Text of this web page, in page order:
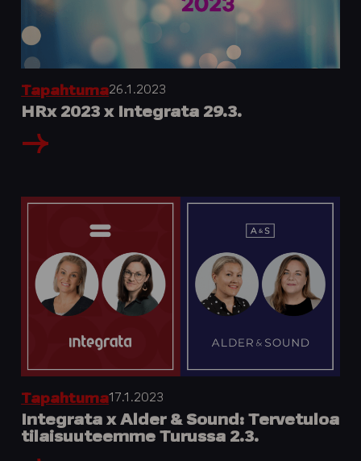
Tapahtuma26.1.2023
HRx 2023 x Integrata 29.3.
Tapahtuma17.1.2023
Integrata x Alder & Sound: Tervetuloa
tilaisuuteemme Turussa 2.3.